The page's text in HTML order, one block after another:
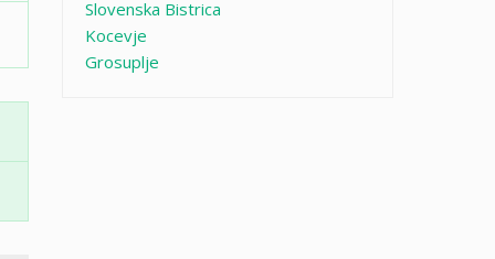
Slovenska Bistrica
Kocevje
Grosuplje